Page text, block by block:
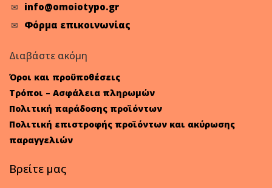
info@omoiotypo.gr
Φόρμα επικοινωνίας
Διαβάστε ακόμη
Όροι και προϋποθέσεις
Τρόποι – Ασφάλεια πληρωμών
Πολιτική παράδοσης προϊόντων
Πολιτική επιστροφής προϊόντων και ακύρωσης
παραγγελιών
Βρείτε μας